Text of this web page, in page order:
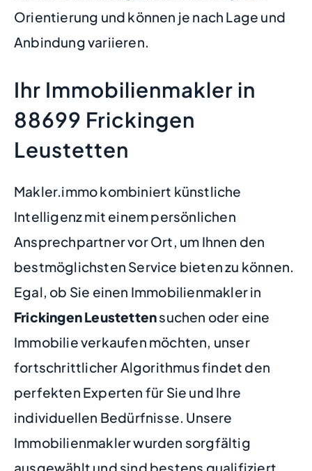
Orientierung und können je nach Lage und
Anbindung variieren.
Ihr Immobilienmakler in
88699 Frickingen
Leustetten
Makler.immo kombiniert künstliche
Intelligenz mit einem persönlichen
Ansprechpartner vor Ort, um Ihnen den
bestmöglichsten Service bieten zu können.
Egal, ob Sie einen Immobilienmakler in
Frickingen Leustettensuchen oder eine
Immobilie verkaufen möchten, unser
fortschrittlicher Algorithmus findet den
perfekten Experten für Sie und Ihre
individuellen Bedürfnisse. Unsere
Immobilienmakler wurden sorgfältig
ausgewählt und sind bestens qualifiziert,